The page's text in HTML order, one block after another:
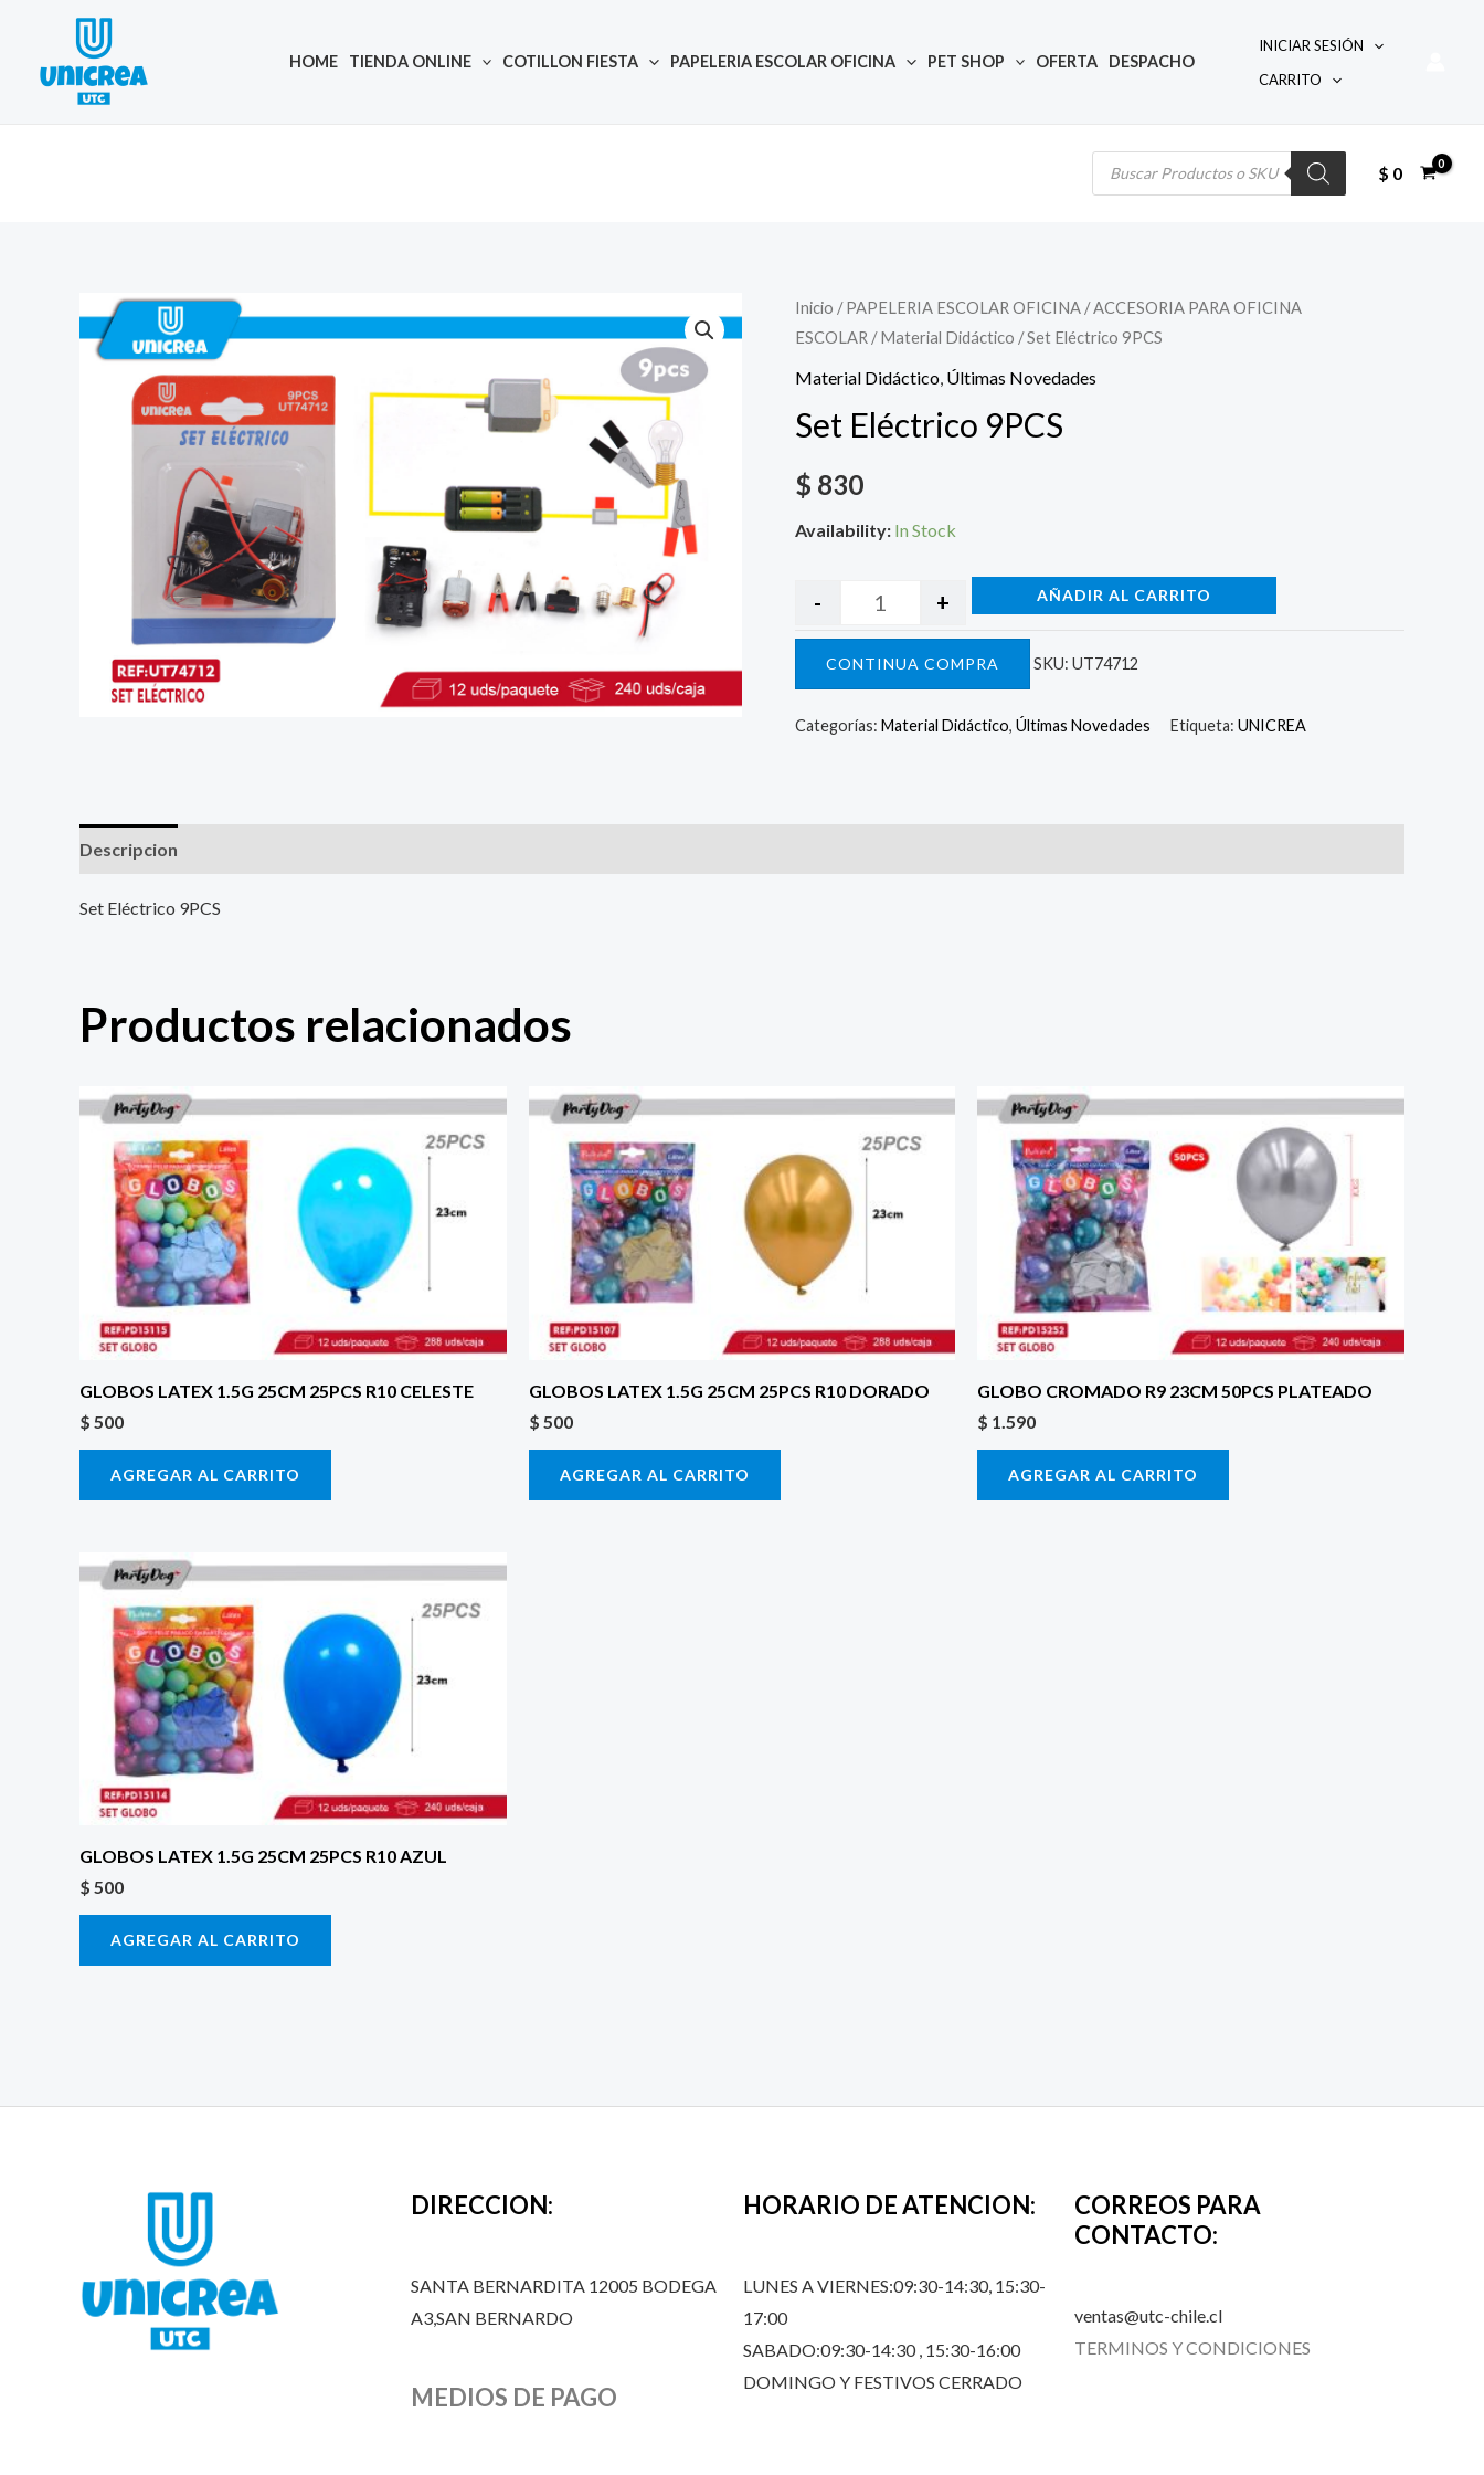
content
HOME TIENDA ONLINE COTILLON FIESTA PAPELERIA ESCOLAR OFICINA PET SHOP OFERTA DESPACHO
INICIAR SESIÓN
CARRITO
Búsqueda
$ 0
Inicio /PAPELERIA ESCOLAR OFICINA /ACCESORIA PARA OFICINA
ESCOLAR /Material Didáctico / Set Eléctrico 9PCS
Material Didáctico Últimas Novedades
Set Eléctrico 9PCS
$ 830
Availability: In Stock
Quantity
- + AÑADIR AL CARRITO
CONTINUA COMPRA SKU: UT74712
Categorías: Material Didáctico, Últimas Novedades Etiqueta: UNICREA
Descripcion
Set Eléctrico 9PCS
Productos relacionados
GLOBOS LATEX 1.5G 25CM 25PCS R10 CELESTE
$ 500
AGREGAR AL CARRITO
GLOBOS LATEX 1.5G 25CM 25PCS R10 DORADO
$ 500
AGREGAR AL CARRITO
GLOBO CROMADO R9 23CM 50PCS PLATEADO
$ 1.590
AGREGAR AL CARRITO
GLOBOS LATEX 1.5G 25CM 25PCS R10 AZUL
$ 500
AGREGAR AL CARRITO
DIRECCION:
SANTA BERNARDITA 12005 BODEGA
A3,SAN BERNARDO
MEDIOS DE PAGO
HORARIO DE ATENCION:
LUNES A VIERNES:09:30-14:30, 15:30-
17:00
SABADO:09:30-14:30 , 15:30-16:00
DOMINGO Y FESTIVOS CERRADO
CORREOS PARA
CONTACTO:
ventas@utc-chile.cl
TERMINOS Y CONDICIONES